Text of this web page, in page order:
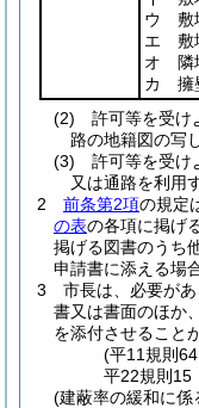
ウ 敷
エ 敷
オ 隣
カ 擁
(2)
許可等を受け
路の地籍図の写
(3)
許可等を受け
又は通路を利用
2
前条第2項の規定
の表の各項に掲げ
掲げる図書のうち
申請書に添える場
3
市長は、必要があ
書又は書面のほか
を添付させること
(平11規則
平22規則15
(建蔽率の緩和に係